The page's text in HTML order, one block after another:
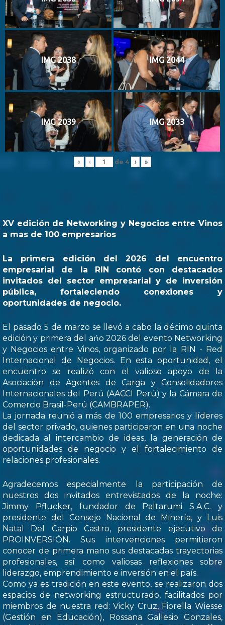
IMG 2038 IMG 2044
IMG 2039 IMG 2033
« ‹ de 4 › »
XV edición de Networking y Negocios entre Vinos
a mas de 100 empresarios
La primera edición del 2026 del encuentro
empresarial de la RIN contó con destacados
invitados del sector empresarial y de inversión
pública, fortaleciendo conexiones y
oportunidades de negocio.
El pasado 5 de marzo se llevó a cabo la décimo quinta
edición y primera del ańo 2026 del evento Networking
y Negocios entre Vinos, organizado por la RIN - Red
Internacional de Negocios. En esta oportunidad, el
encuentro se realizó con el valioso apoyo de la
Asociación de Agentes de Carga y Consolidadores
Internacionales del Perú (AACCI Perú) y la Cámara de
Comercio Brasil-Perú (CAMBRAPER).
La jornada reunió a más de 100 empresarios y líderes
del sector privado, quienes participaron en una noche
dedicada al intercambio de ideas, la generación de
oportunidades de negocio y el fortalecimiento de
relaciones profesionales.
Agradecemos especialmente la participación de
nuestros dos invitados entrevistados de la noche:
Jimmy Pflucker, fundador de Paltarumi S.A.C. y
presidente del Consejo Nacional de Minería, y Luis
Natal Del Carpio Castro, presidente ejecutivo de
PROINVERSIÓN. Sus intervenciones permitieron
conocer de primera mano sus destacadas trayectorias
profesionales, así como valiosas reflexiones sobre
liderazgo, emprendimiento e inversión en el país.
Como ya es tradición en este evento, se realizaron dos
espacios de networking estructurado, facilitados por
miembros de nuestra red: Vicky Cruz, Fiorella Wiesse
(Gestión en Educación), Rossana Gallesio Gonzales,